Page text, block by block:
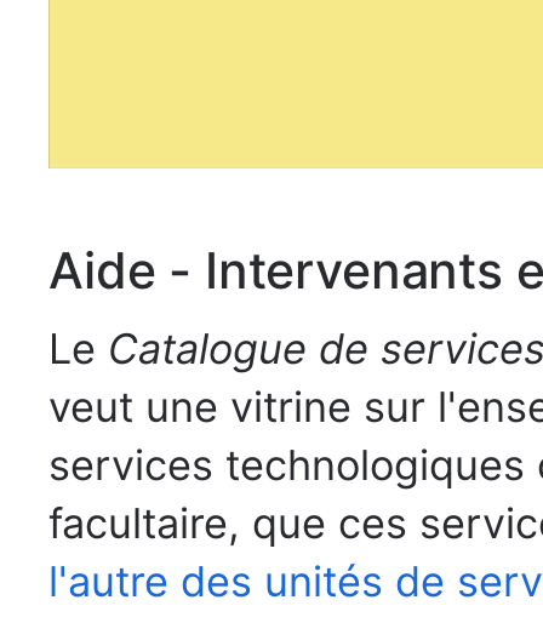
Aide - Intervenants
Le Catalogue de
veut une vitrine sur
services
facultaire, que ces
l'autre des unités de